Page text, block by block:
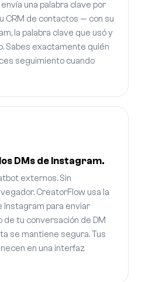
una palabra clave por
CRM de contactos — con su
la palabra clave que usó y
Sabes exactamente quién
seguimiento cuando
DMs de Instagram.
externos. Sin
CreatorFlow usa la
Instagram para enviar
tu conversación de DM
se mantiene segura. Tus
en una interfaz